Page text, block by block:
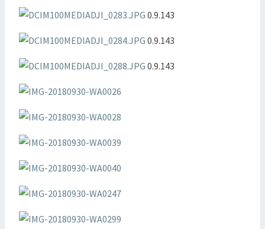
0.9.143
0.9.143
0.9.143